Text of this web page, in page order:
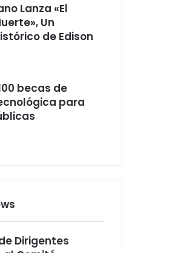
Lanza «El
Un
de Edison
becas de
para
Dirigentes